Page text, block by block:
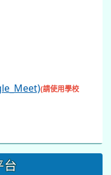
(請使用學校
台